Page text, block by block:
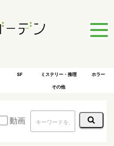
SF ミステリー・推理 ホラー
その他
動画